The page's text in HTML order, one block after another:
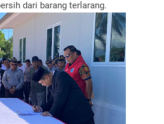
dari barang terlarang.